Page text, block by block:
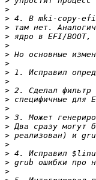
>
>
>
>
>
>
>
>
>
>
>
>
>
>
>
>
>
>
>